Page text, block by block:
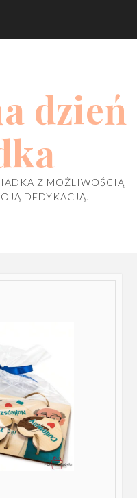
dzień
Z MOŻLIWOŚCIĄ
DEDYKACJĄ.